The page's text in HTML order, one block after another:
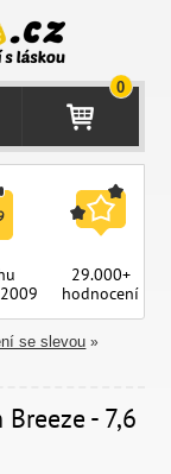
0
29.000+
hodnocení
se slevou »
Breeze - 7,6